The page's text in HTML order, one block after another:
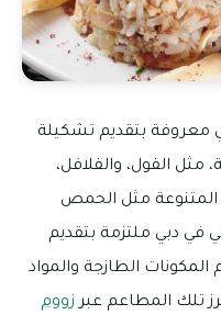
معروفة بتقديم تشكيلة
مثل الفول، والفلافل،
المتنوعة مثل الحمص
في دبي ملتزمة بتقديم
الطازجة والمواد
تلك المطاعم عبر زووم